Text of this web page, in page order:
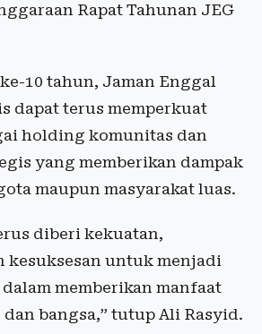
Rapat Tahunan JEG
10 tahun, Jaman Enggal
dapat terus memperkuat
holding komunitas dan
yang memberikan dampak
maupun masyarakat luas.
diberi kekuatan,
kesuksesan untuk menjadi
memberikan manfaat
bangsa,” tutup Ali Rasyid.